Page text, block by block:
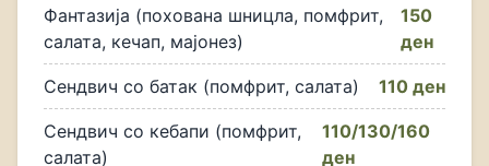
Фантазија (похована шницла, помфрит,
салата, кечап, мајонез)
150
ден
Сендвич со батак (помфрит, салата) 110 ден
Сендвич со кебапи (помфрит,
салата)
110/130/160
ден